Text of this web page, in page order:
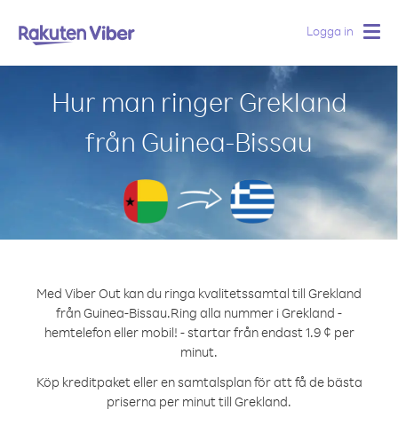
Logga in
Hur man ringer Grekland
från Guinea-Bissau
Med Viber Out kan du ringa kvalitetssamtal till Grekland
från Guinea-Bissau.Ring alla nummer i Grekland -
hemtelefon eller mobil! - startar från endast 1.9 ¢ per
minut.
Köp kreditpaket eller en samtalsplan för att få de bästa
priserna per minut till Grekland.